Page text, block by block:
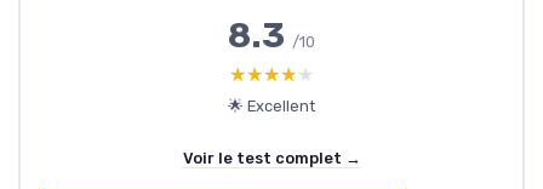
8.3 /10
★★★★★
★★★★★
🌟 Excellent
Voir le test complet →